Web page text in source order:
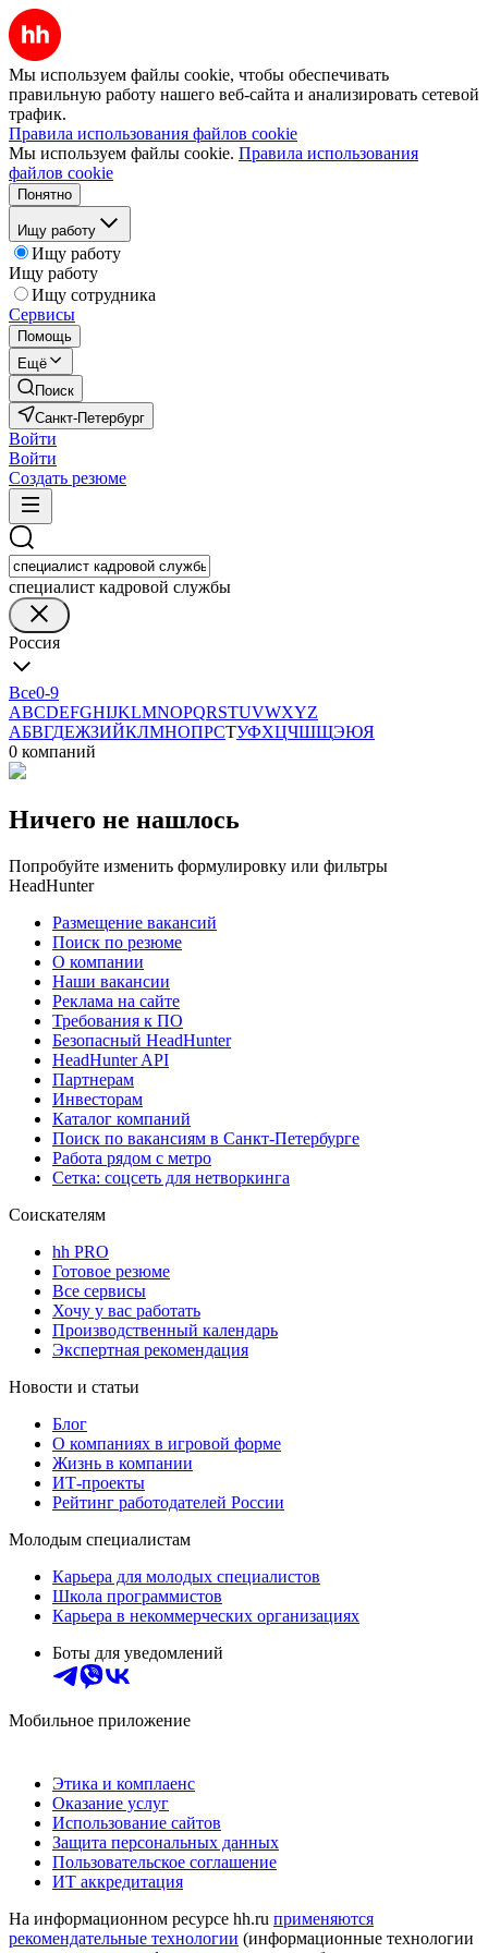
Мы используем файлы cookie, чтобы обеспечивать
правильную работу нашего веб-сайта и анализировать сетевой
трафик.
Правила использования файлов cookie
Мы используем файлы cookie. Правила использования
файлов cookie
Понятно
Ищу работу
Ищу работу
Ищу работу
Ищу сотрудника
Сервисы
Помощь
Ещё
Поиск
Санкт-Петербург
Войти
Войти
Создать резюме
специалист кадровой службы
Россия
Все0-9
ABCDEFGHIJKLMNOPQRSTUVWXYZ
АБВГДЕЖЗИЙКЛМНОПРСТУФХЦЧШЩЭЮЯ
0 компаний
Ничего не нашлось
Попробуйте изменить формулировку или фильтры
HeadHunter
Размещение вакансий
Поиск по резюме
О компании
Наши вакансии
Реклама на сайте
Требования к ПО
Безопасный HeadHunter
HeadHunter API
Партнерам
Инвесторам
Каталог компаний
Поиск по вакансиям в Санкт-Петербурге
Работа рядом с метро
Сетка: соцсеть для нетворкинга
Соискателям
hh PRO
Готовое резюме
Все сервисы
Хочу у вас работать
Производственный календарь
Экспертная рекомендация
Новости и статьи
Блог
О компаниях в игровой форме
Жизнь в компании
ИТ-проекты
Рейтинг работодателей России
Молодым специалистам
Карьера для молодых специалистов
Школа программистов
Карьера в некоммерческих организациях
Боты для уведомлений
Мобильное приложение
Этика и комплаенс
Оказание услуг
Использование сайтов
Защита персональных данных
Пользовательское соглашение
ИТ аккредитация
На информационном ресурсе hh.ru применяются
рекомендательные технологии (информационные технологии